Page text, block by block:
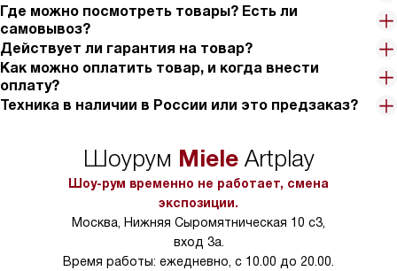
Где можно посмотреть товары? Есть ли
самовывоз?
Действует ли гарантия на товар?
Как можно оплатить товар, и когда внести
оплату?
Техника в наличии в России или это предзаказ?
Шоурум MieleArtplay
Шоу-рум временно не работает, смена
экспозиции.
Москва, Нижняя Сыромятническая 10 с3,
вход 3а.
Время работы: ежедневно, с 10.00 до 20.00.